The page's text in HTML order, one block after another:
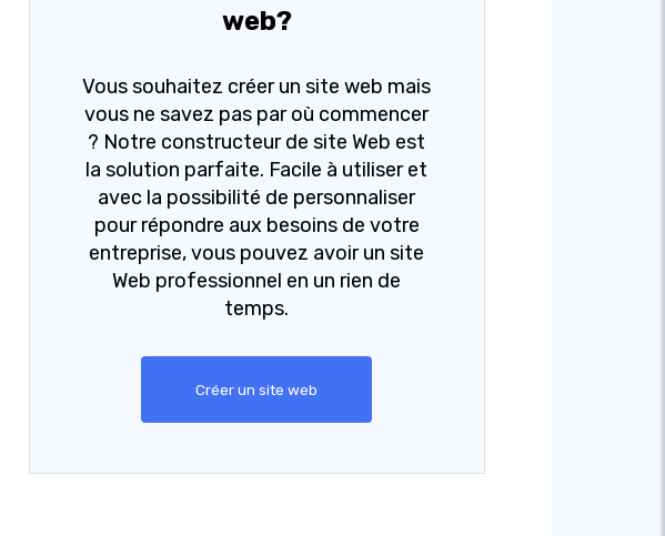
web?
Vous souhaitez créer un site web mais
vous ne savez pas par où commencer
? Notre constructeur de site Web est
la solution parfaite. Facile à utiliser et
avec la possibilité de personnaliser
pour répondre aux besoins de votre
entreprise, vous pouvez avoir un site
Web professionnel en un rien de
temps.
Créer un site web